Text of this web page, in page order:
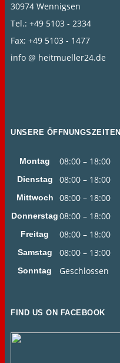
30974 Wennigsen
Tel.: +49 5103 - 2334
Fax: +49 5103 - 1477
info @ heitmueller24.de
UNSERE ÖFFNUNGSZEITEN
Montag 08:00 – 18:00
Dienstag 08:00 – 18:00
Mittwoch 08:00 – 18:00
Donnerstag08:00 – 18:00
Freitag 08:00 – 18:00
Samstag 08:00 – 13:00
Sonntag Geschlossen
FIND US ON FACEBOOK